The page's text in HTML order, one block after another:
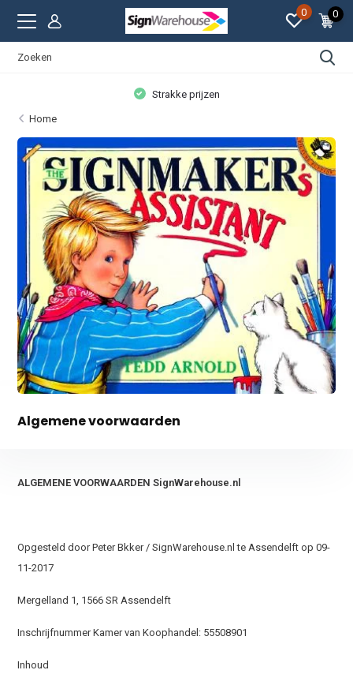
0 0
Strakke prijzen
Home
Algemene voorwaarden
ALGEMENE VOORWAARDEN SignWarehouse.nl
Opgesteld door Peter Bkker / SignWarehouse.nl te Assendelft op 09-
11-2017
Mergelland 1, 1566 SR Assendelft
Inschrijfnummer Kamer van Koophandel: 55508901
Inhoud